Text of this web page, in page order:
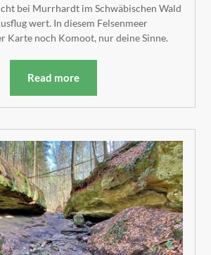
bei Murrhardt im Schwäbischen Wald
wert. In diesem Felsenmeer
Karte noch Komoot, nur deine Sinne.
Read more